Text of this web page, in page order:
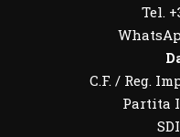
Tel.
C.F. / Reg.
Partita